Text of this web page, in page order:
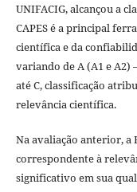
UNIFACIG, alcançou a
CAPES é a principal
científica e da
variando de A (A1 e
até C, classificação
relevância científica.
Na avaliação anterior, a
correspondente à
significativo em sua